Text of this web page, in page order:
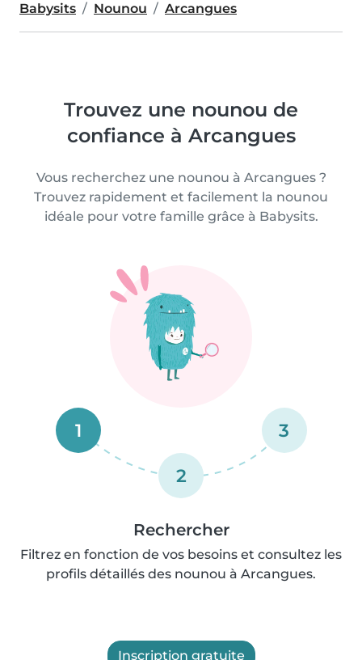
Babysits Nounou Arcangues
Trouvez une nounou de
confiance à Arcangues
Vous recherchez une nounou à Arcangues ?
Trouvez rapidement et facilement la nounou
idéale pour votre famille grâce à Babysits.
1
2
3
Rechercher
Filtrez en fonction de vos besoins et consultez les
profils détaillés des nounou à Arcangues.
Inscription gratuite